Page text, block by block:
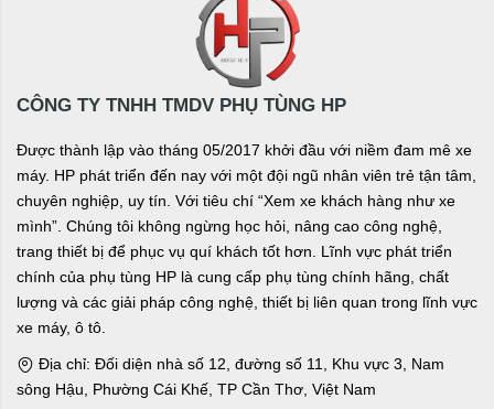
CÔNG TY TNHH TMDV PHỤ TÙNG HP
Được thành lập vào tháng 05/2017 khởi đầu với niềm đam mê xe
máy. HP phát triển đến nay với một đội ngũ nhân viên trẻ tận tâm,
chuyên nghiệp, uy tín. Với tiêu chí “Xem xe khách hàng như xe
mình”. Chúng tôi không ngừng học hỏi, nâng cao công nghệ,
trang thiết bị để phục vụ quí khách tốt hơn. Lĩnh vực phát triển
chính của phụ tùng HP là cung cấp phụ tùng chính hãng, chất
lượng và các giải pháp công nghệ, thiết bị liên quan trong lĩnh vực
xe máy, ô tô.
Địa chỉ: Đối diện nhà số 12, đường số 11, Khu vực 3, Nam
sông Hậu, Phường Cái Khế, TP Cần Thơ, Việt Nam